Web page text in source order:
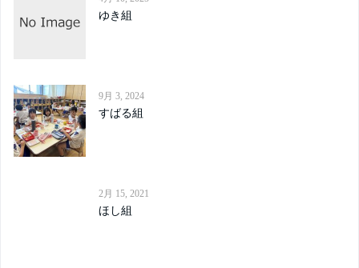
ゆき組
9月 3, 2024
すばる組
2月 15, 2021
ほし組